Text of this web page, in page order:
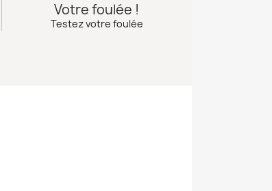
Votre foulée !
Testez votre foulée